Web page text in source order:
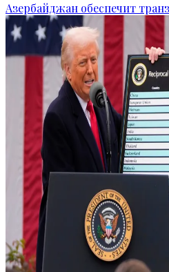
Азербайджан обеспечит